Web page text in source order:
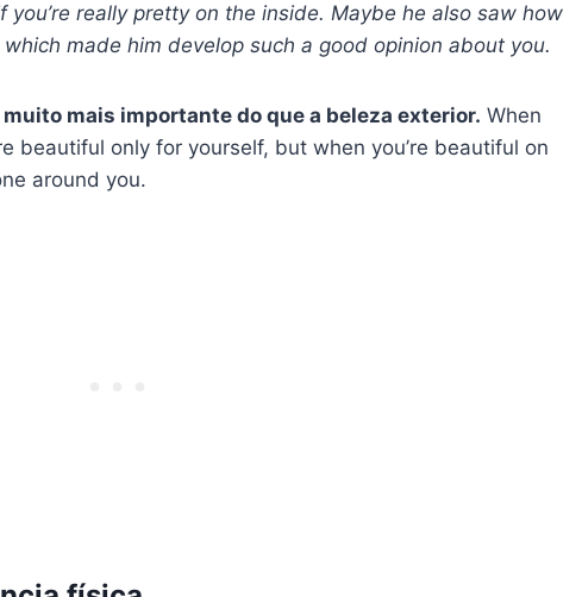
you’re really pretty on the inside. Maybe he also saw how
made him develop such a good opinion about you.
muito mais importante do que a beleza exterior. When
beautiful only for yourself, but when you’re beautiful on
around you.